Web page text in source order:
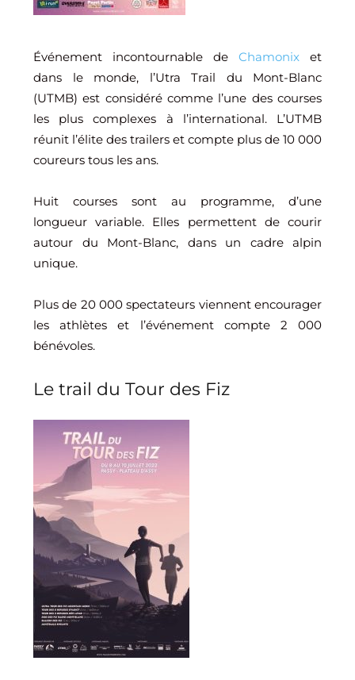
Événement incontournable de Chamonix et
dans le monde, l’Utra Trail du Mont-Blanc
(UTMB) est considéré comme l’une des courses
les plus complexes à l’international. L’UTMB
réunit l’élite des trailers et compte plus de 10 000
coureurs tous les ans.
Huit courses sont au programme, d’une
longueur variable. Elles permettent de courir
autour du Mont-Blanc, dans un cadre alpin
unique.
Plus de 20 000 spectateurs viennent encourager
les athlètes et l’événement compte 2 000
bénévoles.
Le trail du Tour des Fiz